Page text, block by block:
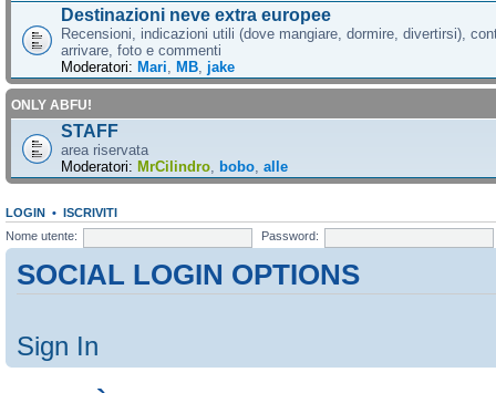
Destinazioni neve extra europee
Recensioni, indicazioni utili (dove mangiare, dormire, divertirsi),
arrivare, foto e commenti
Moderatori: Mari MB jake
ONLY ABFU!
STAFF
area riservata
Moderatori: MrCilindro bobo alle
LOGIN • ISCRIVITI
Nome utente:
Password:
SOCIAL LOGIN OPTIONS
Sign In